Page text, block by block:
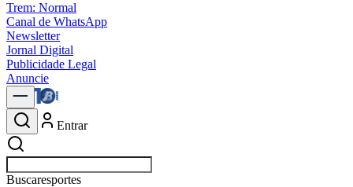
Trem: Normal
Canal de WhatsApp
Newsletter
Jornal Digital
Publicidade Legal
Anuncie
Entrar
Buscarpolítica